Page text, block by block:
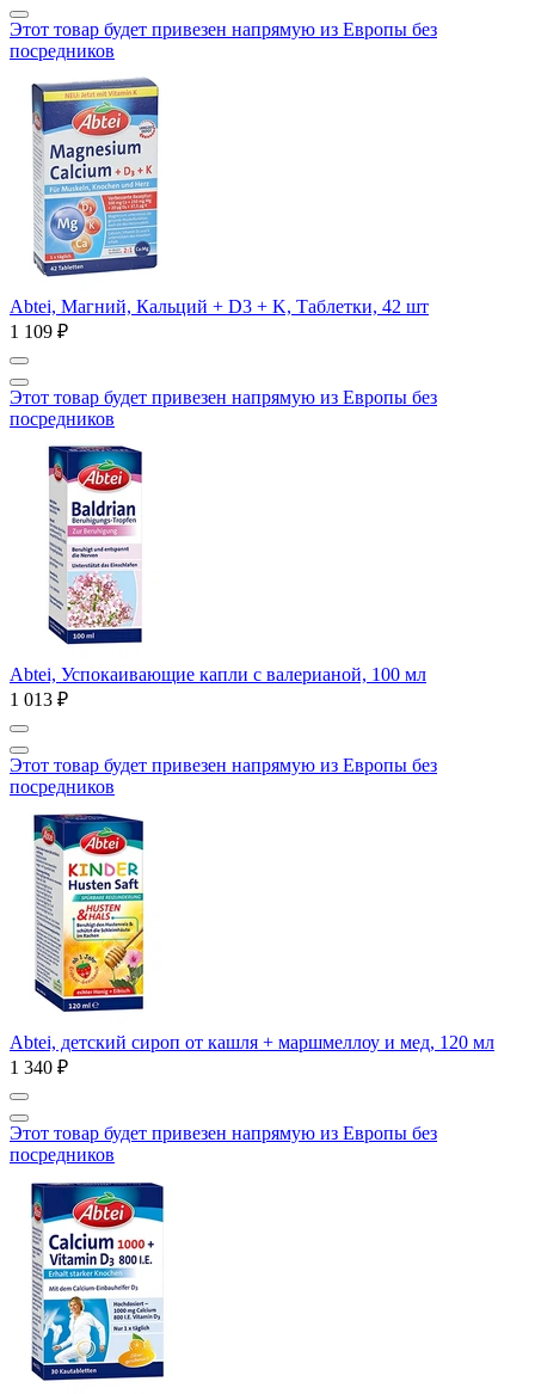
Этот товар будет привезен напрямую из Европы без
посредников
Abtei, Магний, Кальций + D3 + K, Таблетки, 42 шт
1 109 ₽
Этот товар будет привезен напрямую из Европы без
посредников
Abtei, Успокаивающие капли с валерианой, 100 мл
1 013 ₽
Этот товар будет привезен напрямую из Европы без
посредников
Abtei, детский сироп от кашля + маршмеллоу и мед, 120 мл
1 340 ₽
Этот товар будет привезен напрямую из Европы без
посредников